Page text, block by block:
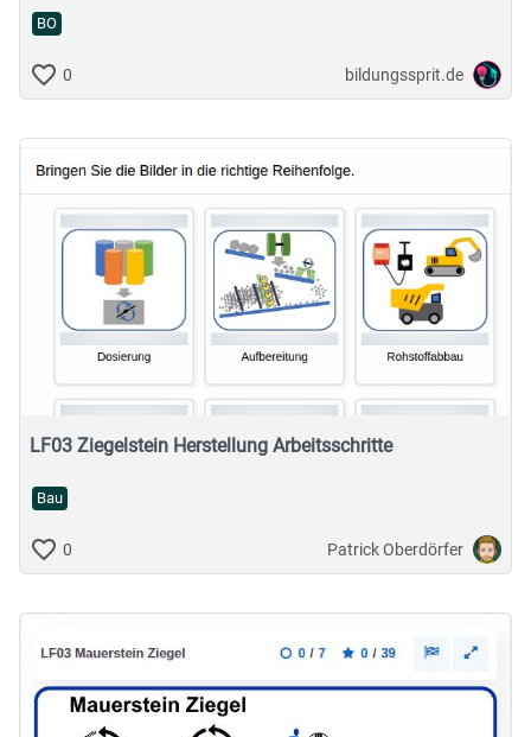
BO
0 bildungssprit.de
LF03 Ziegelstein Herstellung Arbeitsschritte
Bau
0 Patrick Oberdörfer